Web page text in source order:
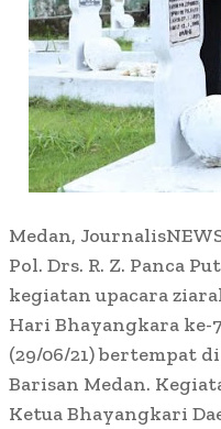
Medan,
Pol. Drs. R. Z. Panca
kegiatan upacara
Hari Bhayangkara ke-
(29/06/21) bertempat
Barisan Medan.
Ketua Bhayangkari